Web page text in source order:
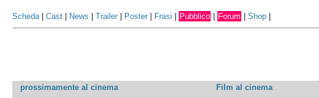
Scheda|Cast News |Trailer Poster Frasi Pubblico Forum |Shop
prossimamente al cinema Film al cinema